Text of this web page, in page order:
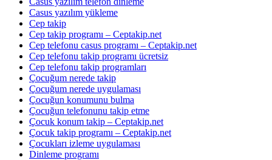
Casus yazılım yükleme
Cep takip
Cep takip programı – Ceptakip.net
Cep telefonu casus programı – Ceptakip.net
Cep telefonu takip programı ücretsiz
Cep telefonu takip programları
Çocuğum nerede takip
Çocuğum nerede uygulaması
Çocuğun konumunu bulma
Çocuğun telefonunu takip etme
Çocuk konum takip – Ceptakip.net
Çocuk takip programı – Ceptakip.net
Çocukları izleme uygulaması
Dinleme programı